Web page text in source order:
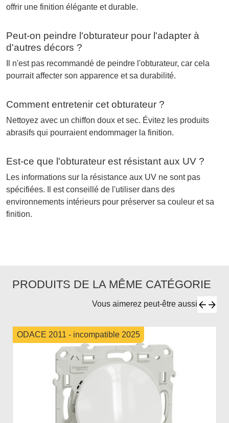
offrir une finition élégante et durable.
Peut-on peindre l'obturateur pour l'adapter à
d'autres décors ?
Il n'est pas recommandé de peindre l'obturateur, car cela
pourrait affecter son apparence et sa durabilité.
Comment entretenir cet obturateur ?
Nettoyez avec un chiffon doux et sec. Évitez les produits
abrasifs qui pourraient endommager la finition.
Est-ce que l'obturateur est résistant aux UV ?
Les informations sur la résistance aux UV ne sont pas
spécifiées. Il est conseillé de l'utiliser dans des
environnements intérieurs pour préserver sa couleur et sa
finition.
PRODUITS DE LA MÊME CATÉGORIE
Vous aimerez peut-être aussi
ODACE 2011 - incompatible 2025